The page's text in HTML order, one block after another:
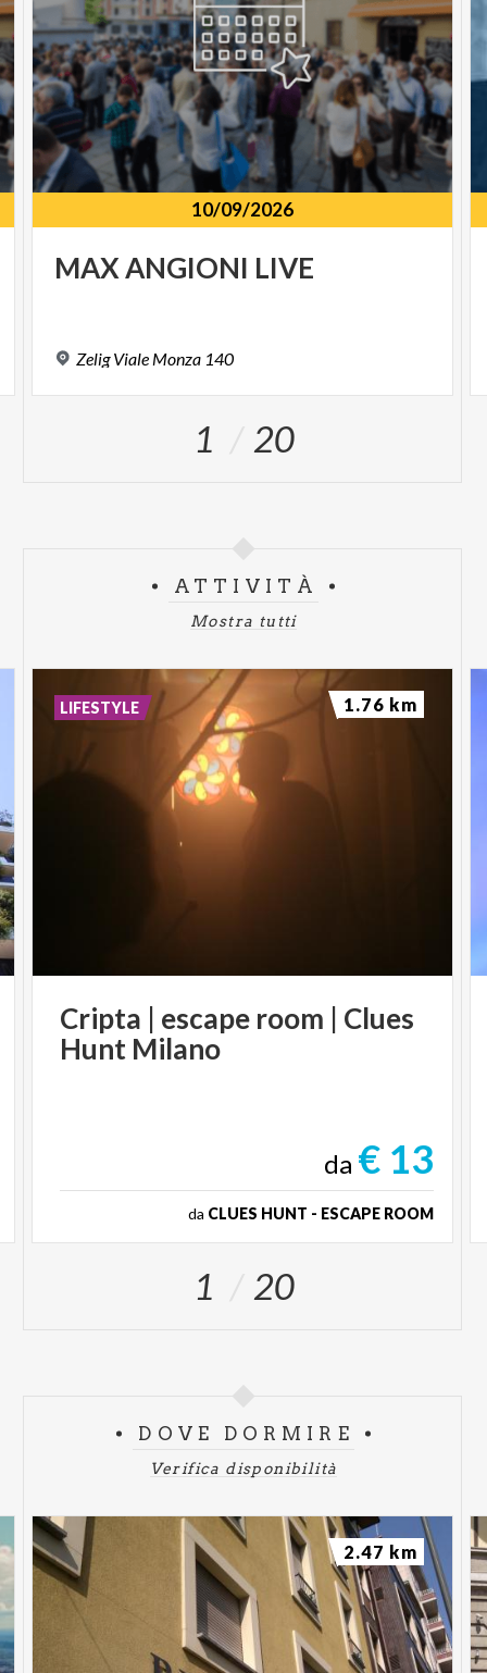
10/09/2026
MAXANGIONI LIVE
Zelig Viale Monza 140
1 20
ATTIVITÀ
Mostra tutti
Cripta | escape room | Clues
Hunt Milano
da € 13
da CLUES HUNT - ESCAPE ROOM
LIFESTYLE 1.76 km
1 20
DOVE DORMIRE
Verifica disponibilità
2.47 km